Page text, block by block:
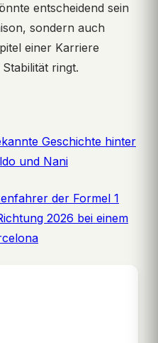
entscheidend sein
sondern auch
einer Karriere
ringt.
Geschichte hinter
und Nani
der Formel 1
2026 bei einem